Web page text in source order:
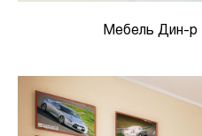
Мебель Дин-р